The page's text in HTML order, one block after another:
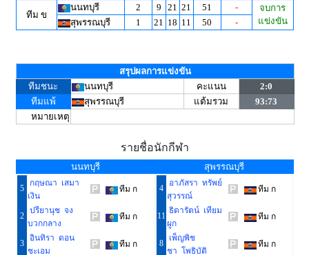
ทีม ข
นนทบุรี 2 9 21 21 51 -
จบการ
แข่งขัน
สุพรรณบุรี 1 21 18 11 50 -
สรุปผลการแข่งขัน
ทีมชนะ
นนทบุรี คะแนน
2:0
ทีมแพ้
สุพรรณบุรี แต้มรวม
93:73
หมายเหตุ
รายชื่อนักกีฬา
นนทบุรี สุพรรณบุรี
5
กฤษณา เสมา
เงิน
ทีม ก
2
ปรียานุช จง
บวกกลาง
ทีม ก
3
อินทิรา ดอน
ชะเอม
ทีม ก
4
อาภัสรา ทรัพย์
สุวรรณ์
ทีม ก
11
ธิดารัตน์ เทียม
ผูก
ทีม ก
8
เพ็ญพิช
ชา โพธิบัติ
ทีม ก